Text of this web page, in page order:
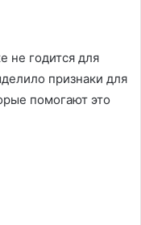
не годится для
признаки для
помогают это